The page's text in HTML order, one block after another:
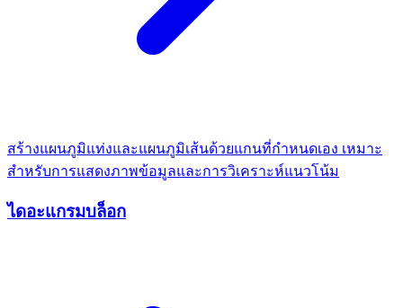
สร้างแผนภูมิแท่งและแผนภูมิเส้นด้วยแกนที่กำหนดเอง เหมาะ
สำหรับการแสดงภาพข้อมูลและการวิเคราะห์แนวโน้ม
ไดอะแกรมบล็อก